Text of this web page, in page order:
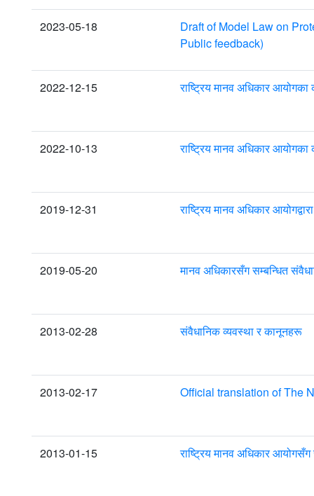
2023-05-18
Draft of Model Law on
Public feedback)
2022-12-15 राष्ट्रिय मानव अधिकार
2022-10-13 राष्ट्रिय मानव अधिकार आयोगका
2019-12-31 राष्ट्रिय मानव अधिकार
2019-05-20 मानव अधिकारसँग सम्बन्धित
2013-02-28 संवैधानिक व्यवस्था र कानूनहरू
2013-02-17 Official translation of The
2013-01-15 राष्ट्रिय मानव अधिकार